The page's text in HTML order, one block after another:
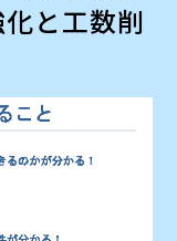
と工数削